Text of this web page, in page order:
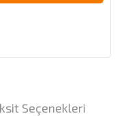
Seçenekleri